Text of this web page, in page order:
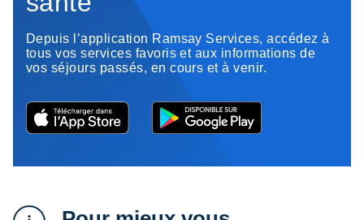
Depuis l’application Ramsay Services, accédez à
tous vos services favoris et aux informations de
vos séjours passés, en cours et à venir.